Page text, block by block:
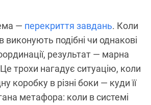
— перекриття завдань. Коли
виконують подібні чи однакові
результат — марна
трохи нагадує ситуацію, коли
коробку в різні боки — куди її
метафора: коли в системі